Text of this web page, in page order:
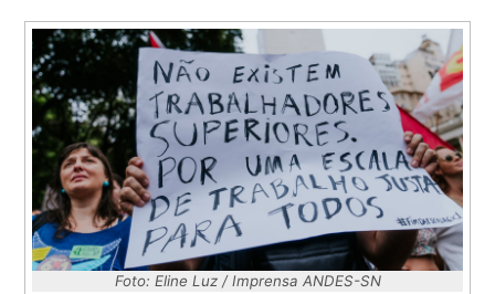
Foto: Eline Luz / Imprensa ANDES-SN